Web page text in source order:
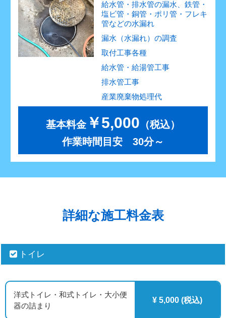
給水管・排水管の漏水、鉄管・
塩ビ管・銅管・ポリ管・フレキ
管などの水漏れ
漏水（水漏れ）の調査
取付工事各種
給水管・給湯管工事
排水管工事
産業廃棄物処理代
基本料金￥5,000 （税込）
作業時間目安 30分～
詳細な施工料金表
トイレ
洋式トイレ・和式トイレ・大小便
器の詰まり
¥ 5,000 (税込)